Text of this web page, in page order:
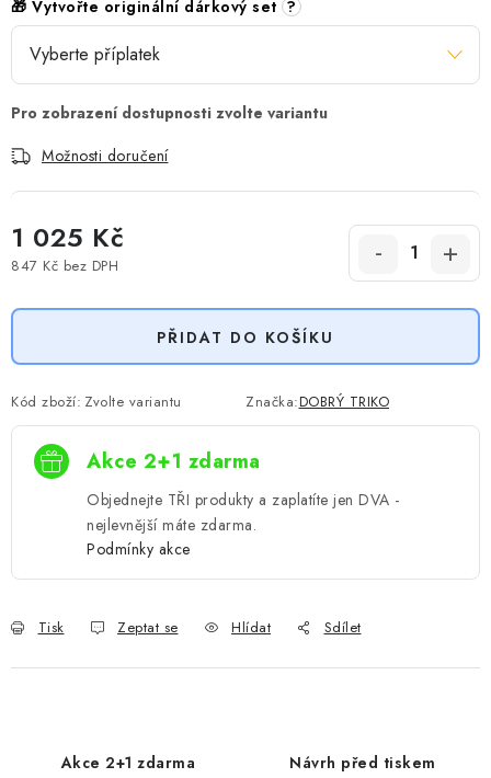
🎁 Vytvořte originální dárkový set ?
Možnosti doručení
1 025 Kč
847 Kč bez DPH
PŘIDAT DO KOŠÍKU
Kód zboží: Zvolte variantu Značka:DOBRÝ TRIKO
Akce 2+1 zdarma
Objednejte TŘI produkty a zaplatíte jen DVA -
nejlevnější máte zdarma.
Podmínky akce
Tisk Zeptat se Hlídat Sdílet
Akce 2+1 zdarma Návrh před tiskem